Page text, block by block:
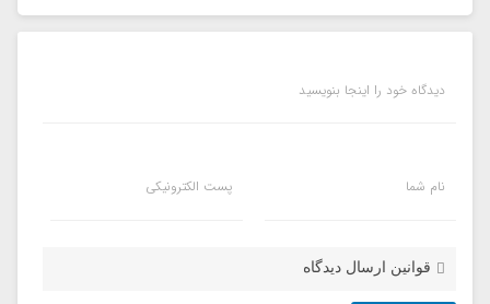
دیدگاه خود را اینجا بنویسید
نام شما پست الکترونیکی
قوانین ارسال دیدگاه